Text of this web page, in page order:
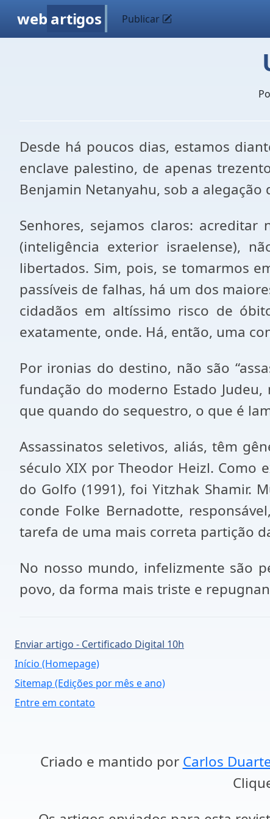
web artigos Publicar
Desde há poucos dias, estamos
enclave palestino, de apenas
Benjamin Netanyahu, sob a
Senhores, sejamos claros:
(inteligência exterior israelense),
libertados. Sim, pois, se tomarmos
passíveis de falhas, há um dos
cidadãos em altíssimo risco de
exatamente, onde. Há, então, uma
Por ironias do destino, não são
fundação do moderno Estado
que quando do sequestro, o que é
Assassinatos seletivos, aliás, têm
século XIX por Theodor Heizl.
do Golfo (1991), foi Yitzhak Shamir.
conde Folke Bernadotte,
tarefa de uma mais correta partição
No nosso mundo, infelizmente são
povo, da forma mais triste e
Enviar artigo - Certificado Digital 10h
Início (Homepage)
Sitemap (Edições por mês e ano)
Entre em contato
Criado e mantido por Carlos